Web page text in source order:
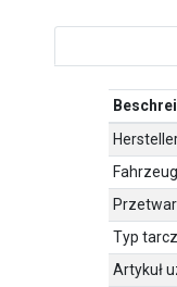
Typ
Artykuł